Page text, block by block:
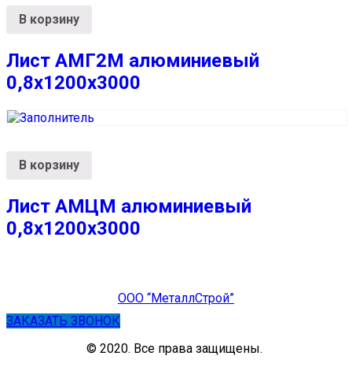
В корзину
Лист АМГ2М алюминиевый
0,8х1200х3000
В корзину
Лист АМЦМ алюминиевый
0,8х1200х3000
ООО “МеталлСтрой”
ЗАКАЗАТЬ ЗВОНОК
© 2020. Все права защищены.